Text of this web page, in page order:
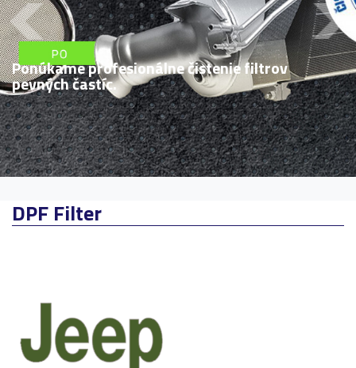
Ponúkame profesionálne čistenie filtrov
pevných častíc.
DPF Filter